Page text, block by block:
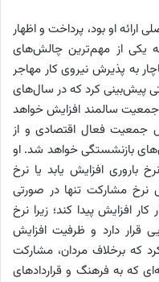
او بود، پرداخت و اظهار
به یکی از مهم‌ترین چالش‌های
به پذیرش نیروی کار مهاجر
پیش‌بینی کرد که در سال‌های
سالمند افزایش خواهد
فعال اقتصادی و از
بازنشستگی خواهد شد. او
باروری افزایش یابد یا نرخ
نرخ مشارکت تنها در صورتی
افزایش پیدا کند؛ زیرا نرخ
قرار دارد و ظرفیت افزایش
که برخلاف مردان، مشارکت
که به فرهنگ و قراردادهای